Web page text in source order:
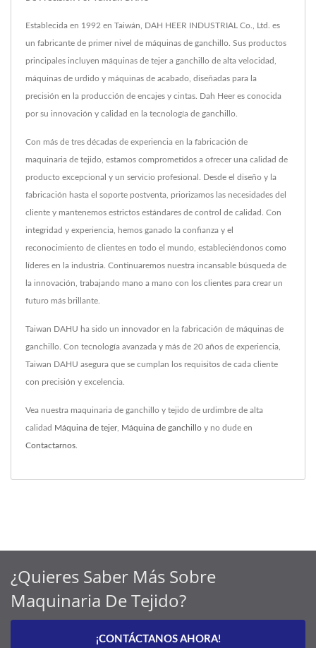
Establecida en 1992 en Taiwán, DAH HEER INDUSTRIAL Co., Ltd. es
un fabricante de primer nivel de máquinas de ganchillo. Sus productos
principales incluyen máquinas de tejer a ganchillo de alta velocidad,
máquinas de urdido y máquinas de acabado, diseñadas para la
precisión en la producción de encajes y cintas. Dah Heer es conocida
por su innovación y calidad en la tecnología de ganchillo.
Con más de tres décadas de experiencia en la fabricación de
maquinaria de tejido, estamos comprometidos a ofrecer una calidad de
producto excepcional y un servicio profesional. Desde el diseño y la
fabricación hasta el soporte postventa, priorizamos las necesidades del
cliente y mantenemos estrictos estándares de control de calidad. Con
integridad y experiencia, hemos ganado la confianza y el
reconocimiento de clientes en todo el mundo, estableciéndonos como
líderes en la industria. Continuaremos nuestra incansable búsqueda de
la innovación, trabajando mano a mano con los clientes para crear un
futuro más brillante.
Taiwan DAHU ha sido un innovador en la fabricación de máquinas de
ganchillo. Con tecnología avanzada y más de 20 años de experiencia,
Taiwan DAHU asegura que se cumplan los requisitos de cada cliente
con precisión y excelencia.
Vea nuestra maquinaria de ganchillo y tejido de urdimbre de alta
calidad Máquina de tejer, Máquina de ganchillo y no dude en
Contactarnos
¿Quieres Saber Más Sobre
Maquinaria De Tejido?
¡CONTÁCTANOS AHORA!